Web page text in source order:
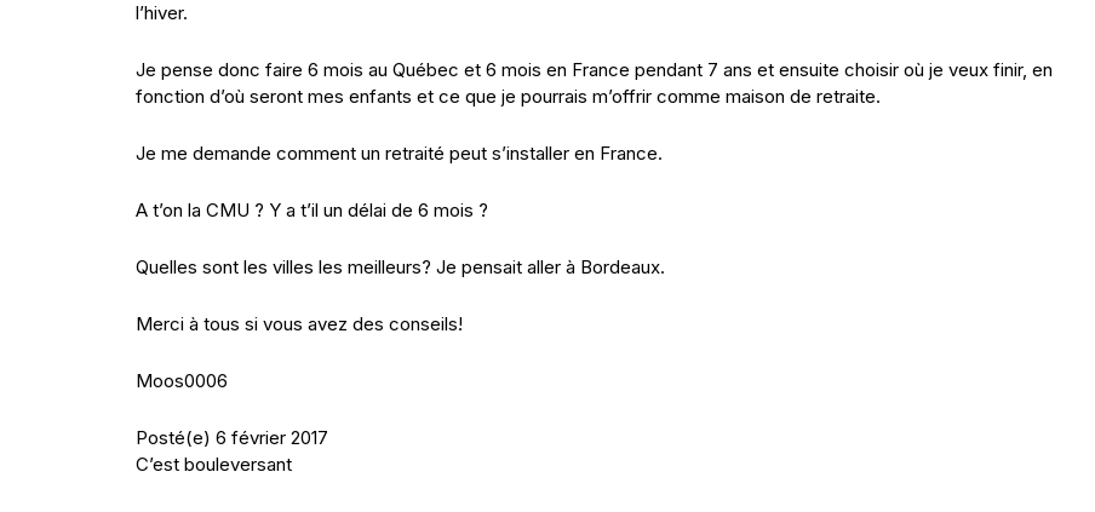
l’hiver.
Je pense donc faire 6 mois au Québec et 6 mois en France pendant 7 ans et ensuite choisir où je veux finir, en
fonction d’où seront mes enfants et ce que je pourrais m’offrir comme maison de retraite.
Je me demande comment un retraité peut s’installer en France.
A t’on la CMU ? Y a t’il un délai de 6 mois ?
Quelles sont les villes les meilleurs? Je pensait aller à Bordeaux.
Merci à tous si vous avez des conseils!
Moos0006
Posté(e) 6 février 2017
C’est bouleversant